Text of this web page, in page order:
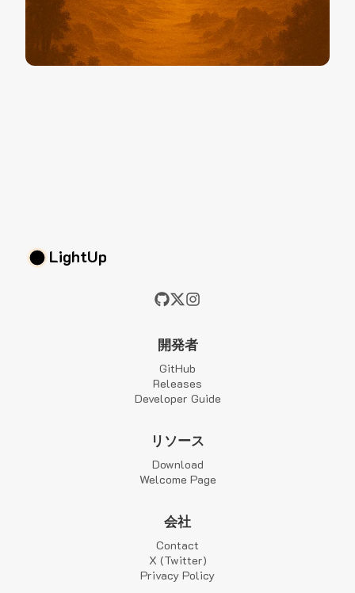
LightUp
開発者
GitHub
Releases
Developer Guide
リソース
Download
Welcome Page
会社
Contact
X (Twitter)
Privacy Policy